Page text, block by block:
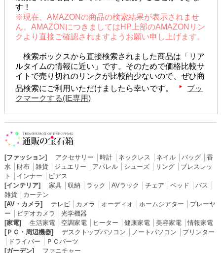
す！
※現在、AMAZONの商品の検索結果が表示されませ
ん。AMAZONにつきましてはHP上部のAMAZONリン
クより直接ご確認されますようお願い申し上げます。
検索ボックスから直接検索されました商品は「リア
ルタイムの情報に近い」です。そのためで価格比較サ
イトで売り切れのリンクが比較的少ないので、ぜひ商
品検索にご利用いただけましたら幸いです。
ブッ
クマークする(IE専用)
[ファッション] アクセサリー 時計│ ネックレス ネイル│ バッグ│ 香
水
財布│ 雑貨│ ジュエリー アパレル│ シューズ│ リング│ ブレスレッ
ト
インナー
ピアス
[インテリア]
家具│ 収納 ラック AVラック チェア ベッド バス
雑貨│ カーテン
[AV・カメラ]
テレビ│ カメラ オーディオ ホームシアター
プレーヤ
ー
ビデオカメラ
光学機器
[家電]
生活家電│ 空調家電│ ヒーター 健康家電│ 美容家電│情報家電
[ＰＣ・周辺機器]
デスクトップパソコン ノートパソコン
プリンター
ドライバー
ＰＣパーツ
[ガーデン]
ファニチャー